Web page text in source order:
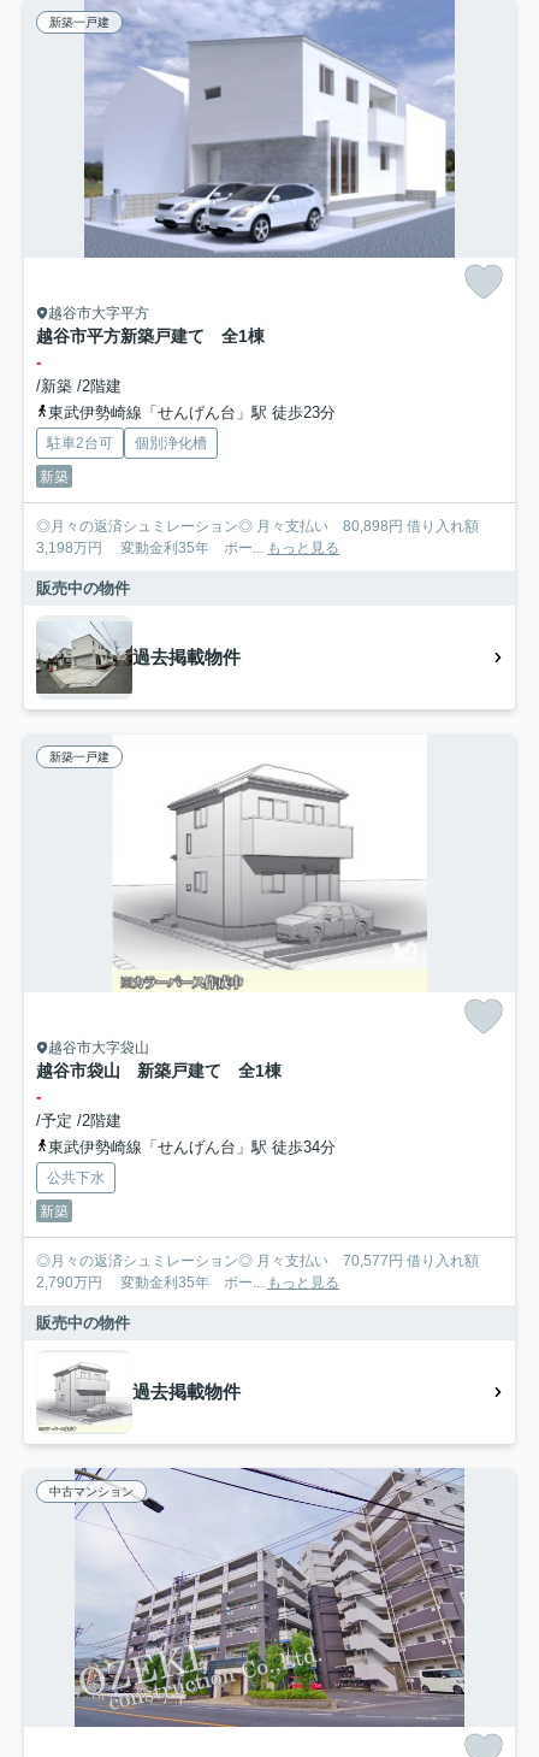
新築一戸建
越谷市大字平方
越谷市平方新築戸建て 全1棟
-
/新築 /2階建
東武伊勢崎線「せんげん台」駅 徒歩23分
駐車2台可
個別浄化槽
新築
◎月々の返済シュミレーション◎ 月々支払い 80,898円 借り入れ額
3,198万円 変動金利35年 ボー... もっと見る
販売中の物件
過去掲載物件
新築一戸建
越谷市大字袋山
越谷市袋山 新築戸建て 全1棟
-
/予定 /2階建
東武伊勢崎線「せんげん台」駅 徒歩34分
公共下水
新築
◎月々の返済シュミレーション◎ 月々支払い 70,577円 借り入れ額
2,790万円 変動金利35年 ボー... もっと見る
販売中の物件
過去掲載物件
中古マンション